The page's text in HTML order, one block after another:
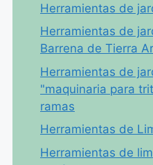
Herramientas de
Herramientas de
Barrena de Tierra
Herramientas de
"maquinaria para
ramas
Herramientas de
Herramientas de